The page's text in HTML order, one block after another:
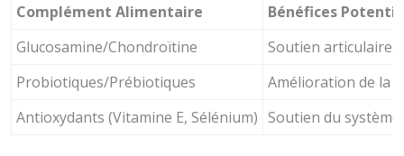
Complément Alimentaire
Bénéfices
Glucosamine/Chondroïtine
Soutien articulaire,
Probiotiques/Prébiotiques
Amélioration de la
Antioxydants (Vitamine E, Sélénium) Soutien du